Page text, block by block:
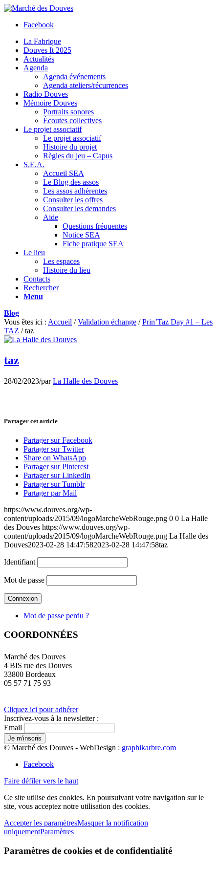
Facebook
La Fabrique
Douves It 2025
Actualités
Agenda
Agenda événements
Agenda ateliers/récurrences
Radio Douves
Mémoire Douves
Portraits sonores
Écoutes collectives
Le projet associatif
Le projet associatif
Histoire du projet
Règles du jeu – Capus
S.E.A.
Accueil SEA
Le Blog des assos
Les assos adhérentes
Consulter les offres
Consulter les demandes
Aide
Questions fréquentes
Notice SEA
Fiche pratique SEA
Le lieu
Les espaces
Histoire du lieu
Contacts
Rechercher
Menu
Blog
Vous êtes ici : Accueil / Validation échange / Prin’Taz Day #1 – Les
TAZ / taz
taz
28/02/2023/parLa Halle des Douves
Partager cet article
Partager sur Facebook
Partager sur Twitter
Share on WhatsApp
Partager sur Pinterest
Partager sur LinkedIn
Partager sur Tumblr
Partager par Mail
https://www.douves.org/wp-
content/uploads/2015/09/logoMarcheWebRouge.png 0 0 La Halle
des Douves https://www.douves.org/wp-
content/uploads/2015/09/logoMarcheWebRouge.png La Halle des
Douves2023-02-28 14:47:582023-02-28 14:47:58taz
Identifiant
Mot de passe
Mot de passe perdu ?
COORDONNÉES
Marché des Douves
4 BIS rue des Douves
33800 Bordeaux
05 57 71 75 93
Cliquez ici pour adhérer
Inscrivez-vous à la newsletter :
Email
© Marché des Douves - WebDesign : graphikarbre.com
Facebook
Faire défiler vers le haut
Ce site utilise des cookies. En poursuivant votre navigation sur le
site, vous acceptez notre utilisation des cookies.
Accepter les paramètresMasquer la notification
uniquementParamètres
Paramètres de cookies et de confidentialité